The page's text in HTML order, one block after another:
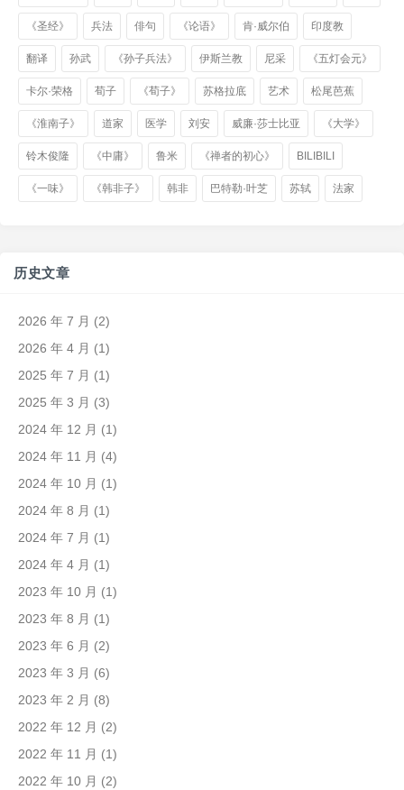
《圣经》 兵法 俳句 《论语》 肯·威尔伯 印度教
翻译 孙武 《孙子兵法》 伊斯兰教 尼采 《五灯会元》
卡尔·荣格 荀子 《荀子》 苏格拉底 艺术 松尾芭蕉
《淮南子》 道家 医学 刘安 威廉·莎士比亚 《大学》
铃木俊隆 《中庸》 鲁米 《禅者的初心》 BILIBILI
《一味》 《韩非子》 韩非 巴特勒·叶芝 苏轼 法家
历史文章
2026 年 7 月 (2)
2026 年 4 月 (1)
2025 年 7 月 (1)
2025 年 3 月 (3)
2024 年 12 月 (1)
2024 年 11 月 (4)
2024 年 10 月 (1)
2024 年 8 月 (1)
2024 年 7 月 (1)
2024 年 4 月 (1)
2023 年 10 月 (1)
2023 年 8 月 (1)
2023 年 6 月 (2)
2023 年 3 月 (6)
2023 年 2 月 (8)
2022 年 12 月 (2)
2022 年 11 月 (1)
2022 年 10 月 (2)